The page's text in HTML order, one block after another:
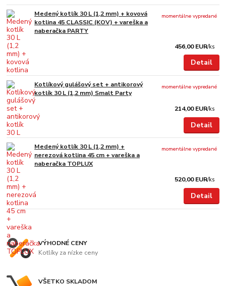
Medený kotlík 30 L (1,2 mm) + kovová
kotlina 45 CLASSIC (KOV) + vareška a
naberačka PARTY
456,00 EUR/ks
momentálne vypredané
Detail
Kotlíkový gulášový set + antikorový
kotlík 30 L (1,2 mm) Smalt Party
214,00 EUR/ks
momentálne vypredané
Detail
Medený kotlík 30 L (1,2 mm) +
nerezová kotlina 45 cm + vareška a
naberačka TOPLUX
520,00 EUR/ks
momentálne vypredané
Detail
VÝHODNÉ CENY
Kotlíky za nízke ceny
VŠETKO SKLADOM